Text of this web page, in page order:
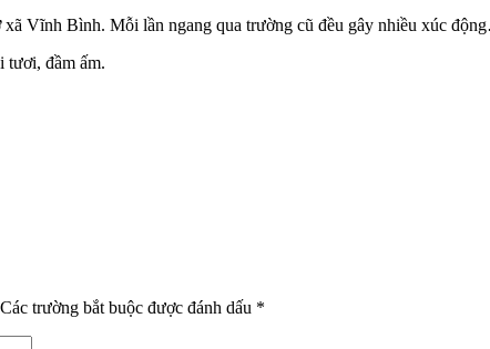
xã Vĩnh Bình. Mỗi lần ngang qua trường cũ đều gây nhiều xúc
tươi, đầm ấm.
Các trường bắt buộc được đánh dấu *